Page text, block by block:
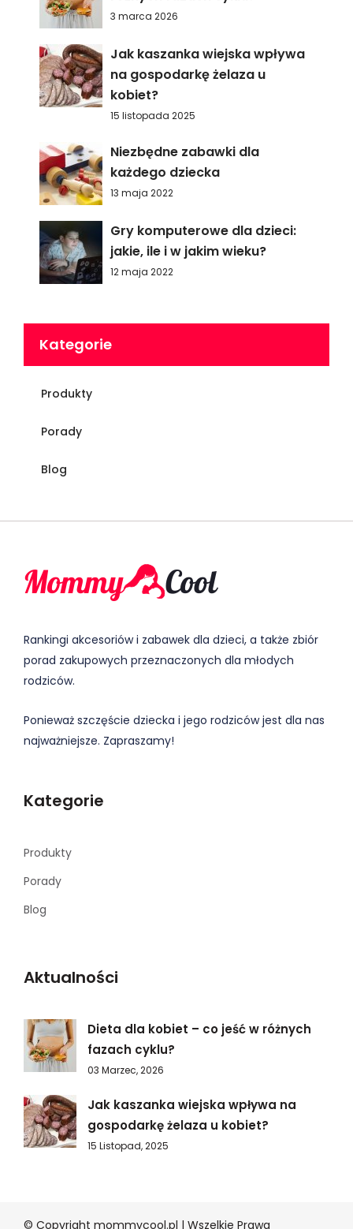
3 marca 2026
Jak kaszanka wiejska wpływa
na gospodarkę żelaza u
kobiet?
15 listopada 2025
Niezbędne zabawki dla
każdego dziecka
13 maja 2022
Gry komputerowe dla dzieci:
jakie, ile i w jakim wieku?
12 maja 2022
Kategorie
Produkty
Porady
Blog
Rankingi akcesoriów i zabawek dla dzieci, a także zbiór
porad zakupowych przeznaczonych dla młodych
rodziców.
Ponieważ szczęście dziecka i jego rodziców jest dla nas
najważniejsze. Zapraszamy!
Kategorie
Produkty
Porady
Blog
Aktualności
Dieta dla kobiet – co jeść w różnych
fazach cyklu?
03 Marzec, 2026
Jak kaszanka wiejska wpływa na
gospodarkę żelaza u kobiet?
15 Listopad, 2025
© Copyright mommycool.pl | Wszelkie Prawa